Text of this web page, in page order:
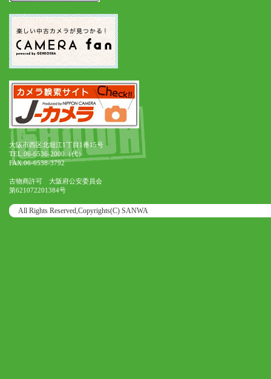
大阪市西区北堀江1丁目1番15号
TEL.06-6536-2000（代）
FAX.06-6538-3792
古物商許可 大阪府公安委員会
第621072201384号
All Rights Reserved,Copyrights(C) SANWA